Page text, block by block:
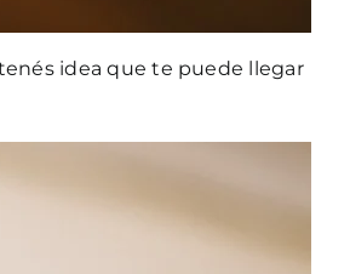
idea que te puede llegar